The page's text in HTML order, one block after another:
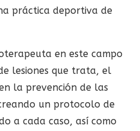
práctica deportiva de
en este campo
lesiones que trata, el
la prevención de las
un protocolo de
a cada caso, así como